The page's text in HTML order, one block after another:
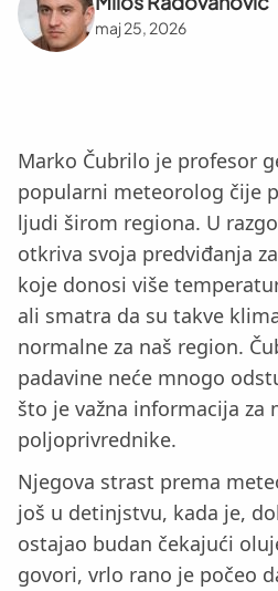
maj 25, 2026
Marko Čubrilo je profesor
popularni meteorolog čije
ljudi širom regiona. U
otkriva svoja predviđanja
koje donosi više
ali smatra da su takve
normalne za naš region.
padavine neće mnogo
što je važna informacija za
poljoprivrednike.
Njegova strast prema
još u detinjstvu, kada je,
ostajao budan čekajući
govori, vrlo rano je počeo